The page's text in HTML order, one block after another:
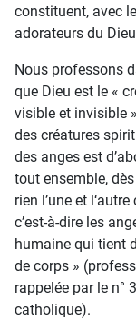
constituent, avec
adorateurs du
Nous professons
que Dieu est le «
visible et invisible
des créatures
des anges est
tout ensemble,
rien l’une et
c’est-à-dire les
humaine qui tient
de corps »
rappelée par le n°
catholique).